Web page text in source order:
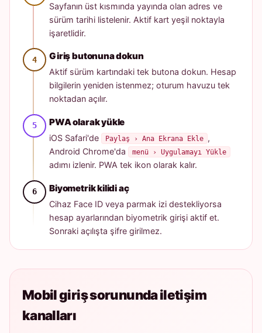
Sayfanın üst kısmında yayında olan adres ve
sürüm tarihi listelenir. Aktif kart yeşil noktayla
işaretlidir.
Giriş butonuna dokun
Aktif sürüm kartındaki tek butona dokun. Hesap
bilgilerin yeniden istenmez; oturum havuzu tek
noktadan açılır.
PWA olarak yükle
iOS Safari'de Paylaş › Ana Ekrana Ekle ,
Android Chrome'da
menü › Uygulamayı Yükle
adımı izlenir. PWA tek ikon olarak kalır.
Biyometrik kilidi aç
Cihaz Face ID veya parmak izi destekliyorsa
hesap ayarlarından biyometrik girişi aktif et.
Sonraki açılışta şifre girilmez.
Mobil giriş sorununda iletişim
kanalları